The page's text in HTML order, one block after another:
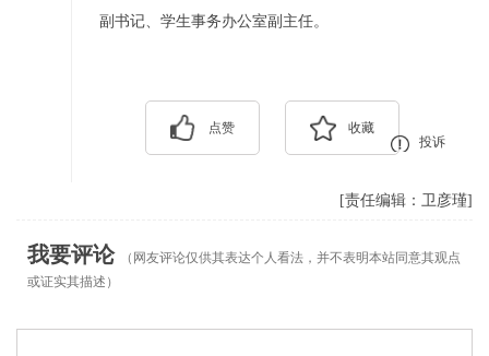
副书记、学生事务办公室副主任。
点赞
收藏
投诉
[责任编辑：卫彦瑾]
我要评论
（网友评论仅供其表达个人看法，并不表明本站同意其观点
或证实其描述）